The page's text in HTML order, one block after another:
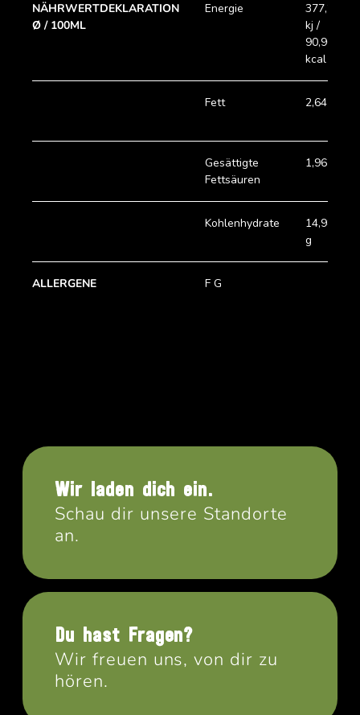
NÄHRWERTDEKLARATION
Ø / 100ML
Energie
377,26
kj /
90,96
kcal
Fett 2,64 g
Gesättigte
Fettsäuren
1,96 g
Kohlenhydrate
14,98
g
ALLERGENE F G
Wir laden dich ein.
Schau dir unsere Standorte
an.
Du hast Fragen?
Wir freuen uns, von dir zu
hören.